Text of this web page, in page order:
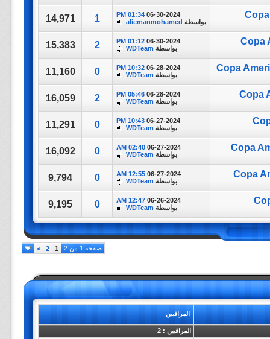
06-30-2024
01:34 PM
بواسطة aliemanmohamed
1
14,971
Copa
06-30-2024
01:12 PM
بواسطة WDTeam
2
15,383
Copa
06-28-2024
10:32 PM
بواسطة WDTeam
0
11,160
Copa
06-28-2024
05:46 PM
بواسطة WDTeam
2
16,059
06-27-2024
10:43 PM
بواسطة WDTeam
0
11,291
Copa
06-27-2024
02:40 AM
بواسطة WDTeam
0
16,092
Copa
06-27-2024
12:55 AM
بواسطة WDTeam
0
9,794
06-26-2024
12:47 AM
بواسطة WDTeam
0
9,195
صفحة 1 من 2 1
2
>
المراقبين
المراقبين : 2